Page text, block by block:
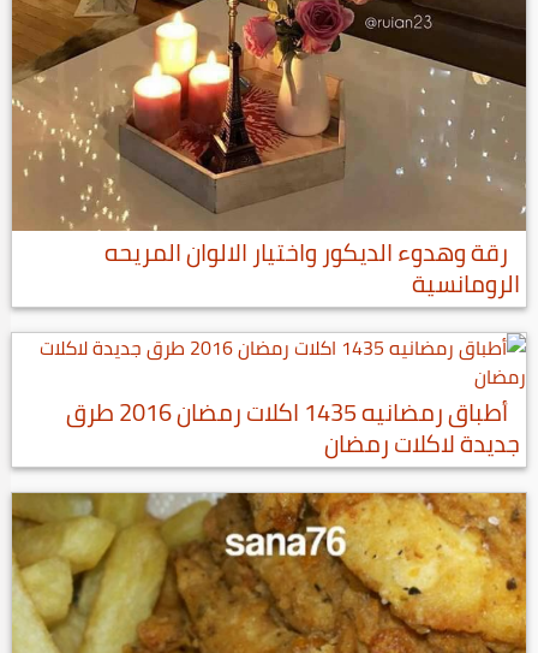
رقة وهدوء الديكور واختيار الالوان المريحه
الرومانسية
أطباق رمضانيه 1435 اكلات رمضان 2016 طرق
جديدة لاكلات رمضان